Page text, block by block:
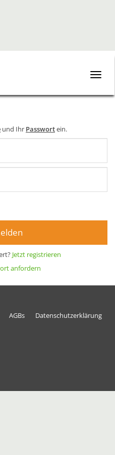
Toggle
und Ihr Passwortein.
Jetzt registrieren
anfordern
AGBs
Datenschutzerklärung